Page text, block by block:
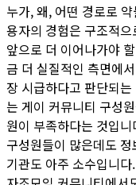
누가, 왜, 어떤 경로로
용자의 경험은 구조적
앞으로 더 이어나가야
금 더 실질적인 측면에
장 시급하다고 판단되
는 게이 커뮤니티 구성
원이 부족하다는 것입
구성원들이 많은데도
기관도 아주 소수입니